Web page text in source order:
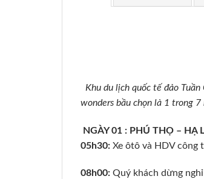
Khu du lịch quốc tế đảo
wonders bầu chọn là 1 trong
NGÀY 01 : PHÚ THỌ –
05h30: Xe ôtô và HDV công
08h00: Quý khách dừng